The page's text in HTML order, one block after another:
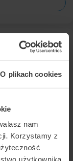
O plikach cookies
nam
Korzystamy z
użytkownika